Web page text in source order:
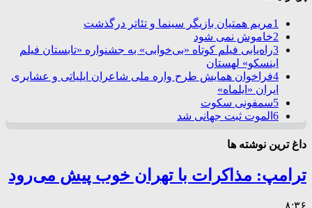
1مریم همتیان بازیگر سینما و تئاتر درگذشت
2خاموش نمی شود
3راه‌یابی فیلم کوتاه «بی‌خوابی» به جشنواره «تابستان فیلم
اینسکو» لهستان
4فراخوان همایش طرح واره ملی شاعران ایلیاتی و عشایری
ایران «ایلماه»
5سمفونی سکوت
6 الموت ثبت جهانی شد
داغ ترین نوشته ها
ترامپ: مذاکرات با تهران خوب پیش می‌رود
۸:۳۶